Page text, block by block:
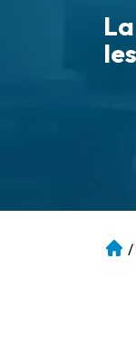
Ini /